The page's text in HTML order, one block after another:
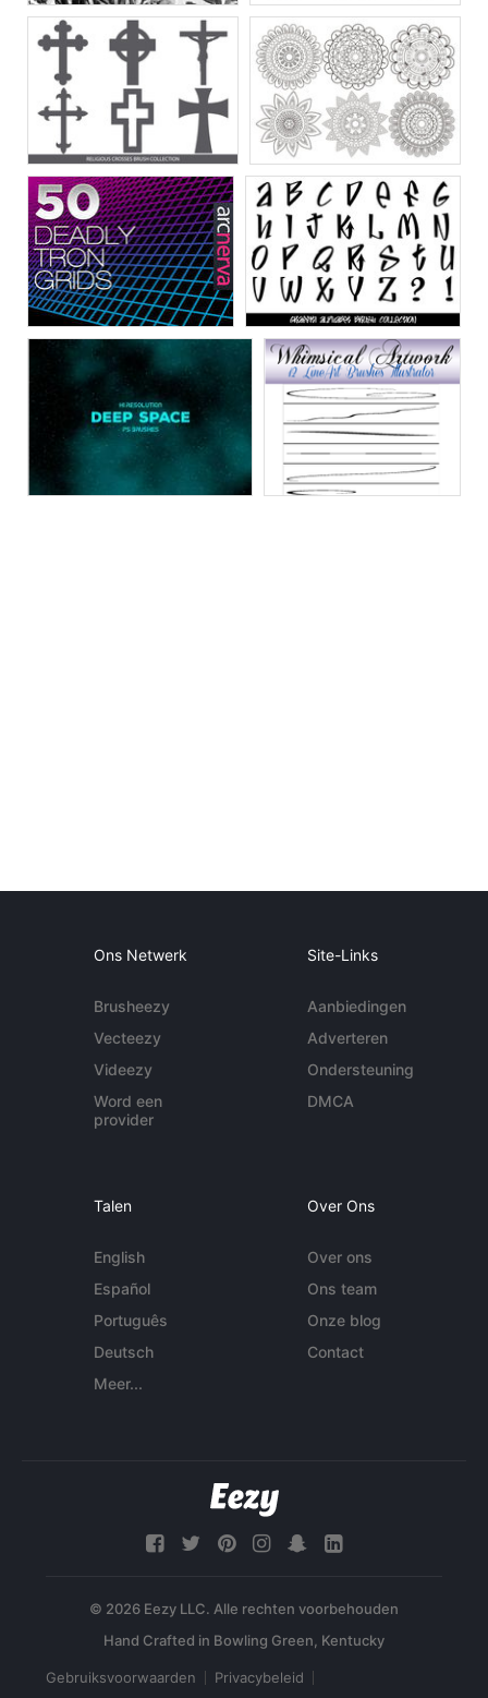
Ons Netwerk
Brusheezy
Vecteezy
Videezy
Word een
provider
Site-Links
Aanbiedingen
Adverteren
Ondersteuning
DMCA
Talen
English
Español
Português
Deutsch
Meer...
Over Ons
Over ons
Ons team
Onze blog
Contact
© 2026 Eezy LLC. Alle rechten voorbehouden
Gebruiksvoorwaarden Privacybeleid